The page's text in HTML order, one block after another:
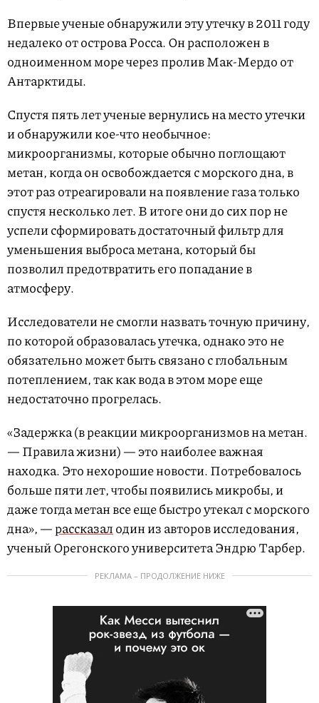
Впервые ученые обнаружили эту утечку в 2011 году
недалеко от острова Росса. Он расположен в
одноименном море через пролив Мак-Мердо от
Антарктиды.
Спустя пять лет ученые вернулись на место утечки
и обнаружили кое-что необычное:
микроорганизмы, которые обычно поглощают
метан, когда он освобождается с морского дна, в
этот раз отреагировали на появление газа только
спустя несколько лет. В итоге они до сих пор не
успели сформировать достаточный фильтр для
уменьшения выброса метана, который бы
позволил предотвратить его попадание в
атмосферу.
Исследователи не смогли назвать точную причину,
по которой образовалась утечка, однако это не
обязательно может быть связано с глобальным
потеплением, так как вода в этом море еще
недостаточно прогрелась.
«Задержка (в реакции микроорганизмов на метан.
— Правила жизни) — это наиболее важная
находка. Это нехорошие новости. Потребовалось
больше пяти лет, чтобы появились микробы, и
даже тогда метан все еще быстро утекал с морского
дна», —рассказалодин из авторов исследования,
ученый Орегонского университета Эндрю Тарбер.
РЕКЛАМА – ПРОДОЛЖЕНИЕ НИЖЕ